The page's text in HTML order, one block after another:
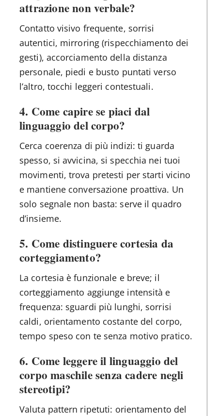
attrazione non verbale?
Contatto visivo frequente, sorrisi
autentici, mirroring (rispecchiamento dei
gesti), accorciamento della distanza
personale, piedi e busto puntati verso
l’altro, tocchi leggeri contestuali.
4. Come capire se piaci dal
linguaggio del corpo?
Cerca coerenza di più indizi: ti guarda
spesso, si avvicina, si specchia nei tuoi
movimenti, trova pretesti per starti vicino
e mantiene conversazione proattiva. Un
solo segnale non basta: serve il quadro
d’insieme.
5. Come distinguere cortesia da
corteggiamento?
La cortesia è funzionale e breve; il
corteggiamento aggiunge intensità e
frequenza: sguardi più lunghi, sorrisi
caldi, orientamento costante del corpo,
tempo speso con te senza motivo pratico.
6. Come leggere il linguaggio del
corpo maschile senza cadere negli
stereotipi?
Valuta pattern ripetuti: orientamento del